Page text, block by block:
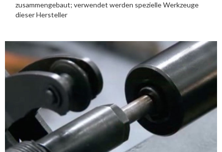
zusammengebaut; verwendet werden spezielle Werkzeuge
dieser Hersteller